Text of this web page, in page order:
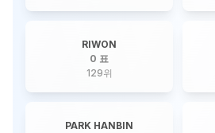
RIWON
0 표
129위
PARK HANBIN